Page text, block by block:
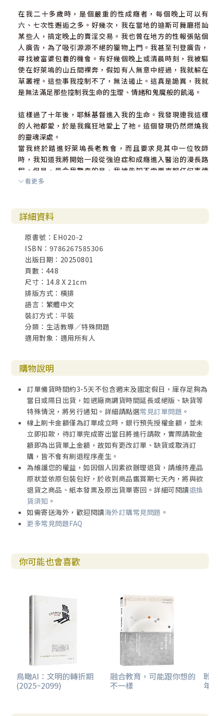
在我二十多歲時，是個嚴重的性成癮者，每個晚上可以有
六、七次性邂逅之多。好幾次，我在當地的迪斯可舞廳搭訕
某些人，搞定晚上的賣淫交易。我也曾在地方的性報張貼個
人廣告，為了吸引源源不絕的獵物上門。我甚至刊登廣告，
尋找被富婆包養的機會。有好幾個晚上或清晨時刻，我被驅
使在好萊塢的山丘間裸奔，假如有人無意中經過，我就躲在
草叢裡。這些事我控制不了，無法遏止。這真是詭異，我就
是無法滿足那些控制我生命的生理、情緒和鬼魔般的飢渴。
這樣過了十年後，耶穌基督進入我的生命。我發現連我這樣
的人祂都愛，於是我瘋狂地愛上了祂。這個發現仍然燃燒我
的靈魂深處。
當我終於踏進好萊塢長老教會，而且要求見其中一位牧師
時，我知道我將開始一段從強迫症和成癮進入醫治的漫長路
程。但是，最令我驚奇的是，我被告知不需要克服任何事情
─耶穌會為我成就這一切。我所要做的只是與祂發展親密關
接受盧傑克（Jack Loo）牧師第一次輔導時，我立刻從長久
以來將性慾付諸行動的強迫症中得釋放，因為我學到那是神
而非我自己的能力做到的。從那天開始（大約十七年了），
我再也沒與任何人發生過性關係。過去我無法阻止的，突然
之間被神的大能制伏了。
我當然碰過去犯舊罪的試探，但是無法控制的強迫症被神的
聖靈熄滅了。假如你認真地願意讓耶穌成為你的主，神同樣
的應許也會臨到你。
至於重新定位為異性戀者的歷程，確實花了我好幾年的時
間，因為我陷入同性戀的泥沼太多年了。神帶領我熬過一段
緩慢的醫治、恢復的改變歷程。祂常常對我指出那些導致我
中移除。每隔幾個月，祂啟示我情緒障礙的根源，而且鼓勵
我祈求祂來醫治我。然後，祂就成就！有時候，祂向我顯明
行這些醫治的步驟是我跟得上的─不是一次全部解決。在過
去的十七年間，我看到我對異性戀的渴望復燃。祂向我顯
明，我對異性不正常的觀點，然後教導我祂對性的完美本
意。在許多情況中，我感受到祂的能力進入我裡面醫治、重
新建造我。
這一路走來一直都有試探，一些潛在的東西、就是過去的情
慾想死灰復燃，但是只要我對神有信心，祂就繼續供應我不
回應誘惑的所有能力。
與天父的關係中，祂提供我童年時失去的連結。祂給了我在
性關係中拼命追求的、無條件的愛和接納。祂向我顯明，祂
是我一切需要之信實的供應者，以致我不再被色情圖文、手
呼求祂救我，祂都會在那兒，消滅它們的力量。
出來。我初成為基督徒時，祂賜給我鎮定和信心，我奉主耶
穌的名把這些鬼一個接一個趕出去。之後短短幾週，牠們全
都離開了。
即使我短暫地回到罪中─有一次在機場看色情雜誌，有一陣
子強迫性手淫重複纏身─神還是對我信實，沒有怪我又失敗
了；但是，當我走過煎熬時，祂饒恕我，並告訴我下次要如
何更有效地抵擋。祂用慈愛、充滿恩典的方法醫治我，以致
後來有好多年，我都沒再犯那些罪（有十四年沒再看色情圖
看更多
詳細資料
原書號：EH020-2
ISBN：9786267585306
出版日期：20250801
頁數：448
尺寸：14.8 X 21cm
排版方式：橫排
語言：繁體中文
裝訂方式：平裝
分類：生活教導／特殊問題
適用對象：適用所有人
購物說明
訂單備貨時間約3-5天不包含週末及國定假日，庫存足夠為
當日或隔日出貨，如遇廠商調貨時間延長或絕版、缺貨等
特殊情況，將另行通知。詳細請點選常見訂單問題 。
線上刷卡金額僅為訂單成立時，銀行預先授權金額，並未
立即扣款，待訂單完成寄出當日將進行請款，實際請款金
額即為出貨單上金額，故如有更改訂單、缺貨或取消訂
購，皆不會有刷退程序產生。
為維護您的權益，如因個人因素欲辦理退貨，請維持產品
原狀並依原包裝包好，於收到商品鑑賞期七天內，將與欲
退貨之商品、紙本發票及原出貨單寄回。詳細可閱讀退換
貨須知 。
如需寄送海外，歡迎閱讀海外訂購常見問題 。
更多常見問題FAQ
你可能也會喜歡
鳥瞰AI：文明的轉折期
(2025~2099)
融合教育，可能跟你想的
不一樣
聆
年